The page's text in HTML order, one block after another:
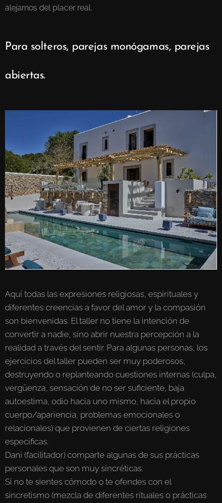
alejarnos del placer real.
Para solteros, parejas monógamas, parejas
abiertas.
Aquí todas las expresiones religiosas, espirituales y
diferentes creencias a favor del amor y la compasión
son bienvenidas. El taller no tiene la intención de
convertir a nadie, sino abrir nuestra percepción a la
realidad a través del sentir. Para algunas personas, los
ejercicios del taller pueden ser muy poderosos,
destruyendo o replanteando cuestiones internas (culpa,
vergüenza, sensación de no ser suficiente, baja
autoestima, odio hacia uno mismo, hacia el propio
cuerpo/apariencia, problemas emocionales o
relacionales) que provienen de ciertas religiones
específicas.
Dani (facilitador) comparte algunas de sus prácticas
personales que son muy sincréticas.
Si no te sientes cómodo o te ofendes con el
sincretismo (mezcla de diferentes rituales o prácticas